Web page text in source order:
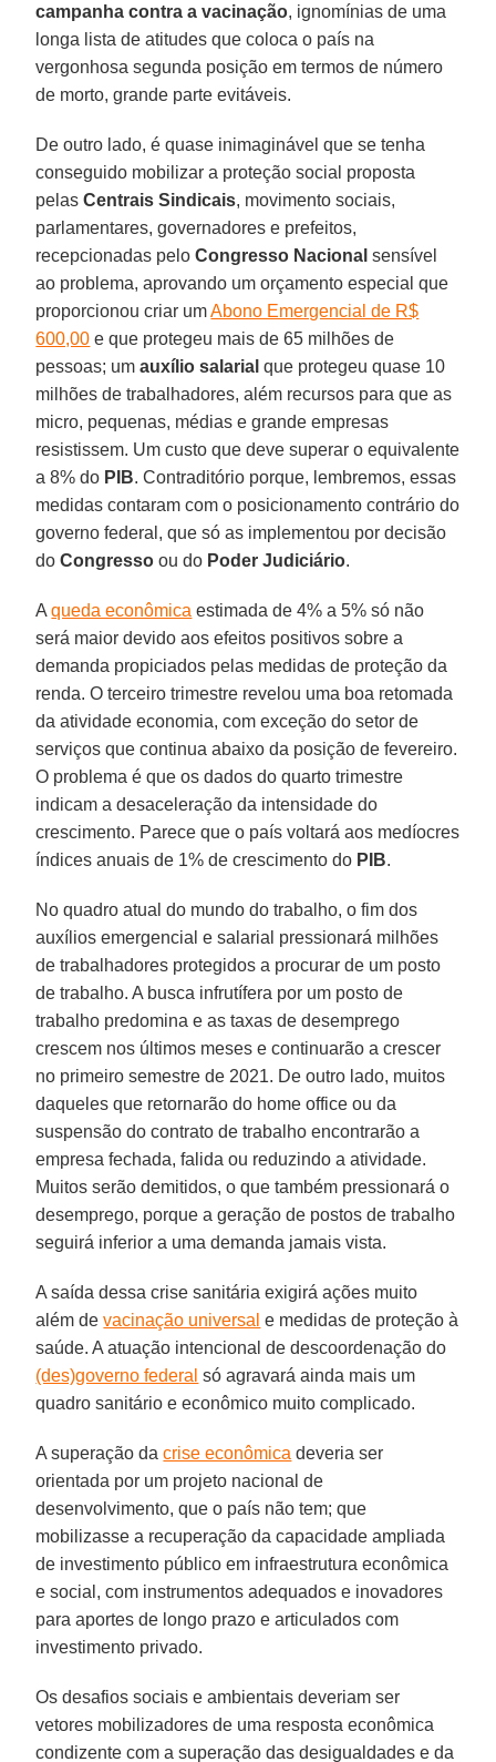
campanha contra a vacinação, ignomínias de uma
longa lista de atitudes que coloca o país na
vergonhosa segunda posição em termos de número
de morto, grande parte evitáveis.
De outro lado, é quase inimaginável que se tenha
conseguido mobilizar a proteção social proposta
pelasCentrais Sindicais, movimento sociais,
parlamentares, governadores e prefeitos,
recepcionadas peloCongresso Nacional sensível
ao problema, aprovando um orçamento especial que
proporcionou criar umAbono Emergencial de R$
600,00 e que protegeu mais de 65 milhões de
pessoas; umauxílio salarial que protegeu quase 10
milhões de trabalhadores, além recursos para que as
micro, pequenas, médias e grande empresas
resistissem. Um custo que deve superar o equivalente
a 8% do PIB. Contraditório porque, lembremos, essas
medidas contaram com o posicionamento contrário do
governo federal, que só as implementou por decisão
doCongresso ou do Poder Judiciário.
Aqueda econômica estimada de 4% a 5% só não
será maior devido aos efeitos positivos sobre a
demanda propiciados pelas medidas de proteção da
renda. O terceiro trimestre revelou uma boa retomada
da atividade economia, com exceção do setor de
serviços que continua abaixo da posição de fevereiro.
O problema é que os dados do quarto trimestre
indicam a desaceleração da intensidade do
crescimento. Parece que o país voltará aos medíocres
índices anuais de 1% de crescimento do PIB.
No quadro atual do mundo do trabalho, o fim dos
auxílios emergencial e salarial pressionará milhões
de trabalhadores protegidos a procurar de um posto
de trabalho. A busca infrutífera por um posto de
trabalho predomina e as taxas de desemprego
crescem nos últimos meses e continuarão a crescer
no primeiro semestre de 2021. De outro lado, muitos
daqueles que retornarão do home office ou da
suspensão do contrato de trabalho encontrarão a
empresa fechada, falida ou reduzindo a atividade.
Muitos serão demitidos, o que também pressionará o
desemprego, porque a geração de postos de trabalho
seguirá inferior a uma demanda jamais vista.
A saída dessa crise sanitária exigirá ações muito
além devacinação universal e medidas de proteção à
saúde. A atuação intencional de descoordenação do
(des)governo federal só agravará ainda mais um
quadro sanitário e econômico muito complicado.
A superação dacrise econômica deveria ser
orientada por um projeto nacional de
desenvolvimento, que o país não tem; que
mobilizasse a recuperação da capacidade ampliada
de investimento público em infraestrutura econômica
e social, com instrumentos adequados e inovadores
para aportes de longo prazo e articulados com
investimento privado.
Os desafios sociais e ambientais deveriam ser
vetores mobilizadores de uma resposta econômica
condizente com a superação das desigualdades e da